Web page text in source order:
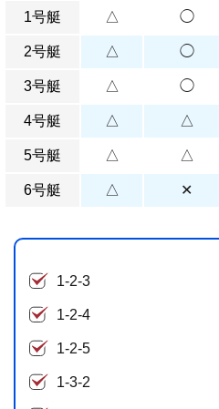
1号艇 △ ◯
2号艇 △ ◯
3号艇 △ ◯
4号艇 △ △
5号艇 △ △
6号艇 △ ✕
1-2-3
1-2-4
1-2-5
1-3-2